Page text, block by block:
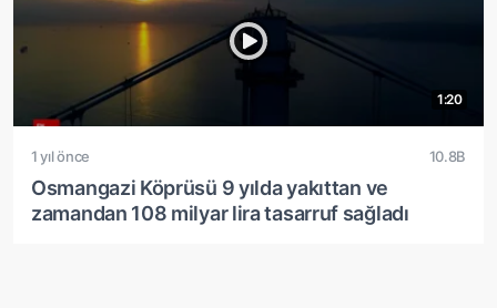
1:20
1 yıl önce 10.8B
Osmangazi Köprüsü 9 yılda yakıttan ve
zamandan 108 milyar lira tasarruf sağladı